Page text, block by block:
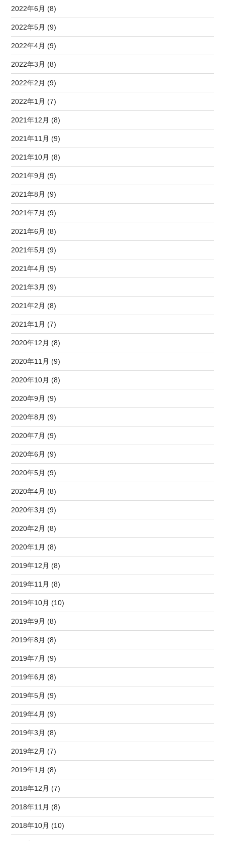
2022年6月 (8)
2022年5月 (9)
2022年4月 (9)
2022年3月 (8)
2022年2月 (9)
2022年1月 (7)
2021年12月 (8)
2021年11月 (9)
2021年10月 (8)
2021年9月 (9)
2021年8月 (9)
2021年7月 (9)
2021年6月 (8)
2021年5月 (9)
2021年4月 (9)
2021年3月 (9)
2021年2月 (8)
2021年1月 (7)
2020年12月 (8)
2020年11月 (9)
2020年10月 (8)
2020年9月 (9)
2020年8月 (9)
2020年7月 (9)
2020年6月 (9)
2020年5月 (9)
2020年4月 (8)
2020年3月 (9)
2020年2月 (8)
2020年1月 (8)
2019年12月 (8)
2019年11月 (8)
2019年10月 (10)
2019年9月 (8)
2019年8月 (8)
2019年7月 (9)
2019年6月 (8)
2019年5月 (9)
2019年4月 (9)
2019年3月 (8)
2019年2月 (7)
2019年1月 (8)
2018年12月 (7)
2018年11月 (8)
2018年10月 (10)